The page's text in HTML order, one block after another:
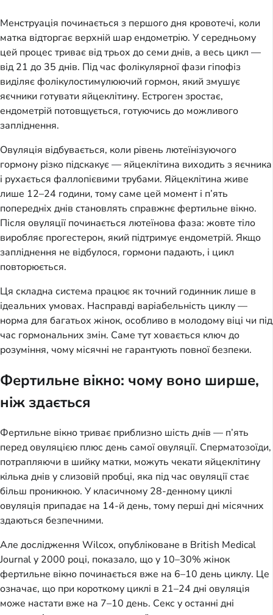
Менструація починається з першого дня кровотечі, коли
матка відторгає верхній шар ендометрію. У середньому
цей процес триває від трьох до семи днів, а весь цикл —
від 21 до 35 днів. Під час фолікулярної фази гіпофіз
виділяє фолікулостимулюючий гормон, який змушує
яєчники готувати яйцеклітину. Естроген зростає,
ендометрій потовщується, готуючись до можливого
запліднення.
Овуляція відбувається, коли рівень лютеїнізуючого
гормону різко підскакує — яйцеклітина виходить з яєчника
і рухається фаллопієвими трубами. Яйцеклітина живе
лише 12–24 години, тому саме цей момент і п’ять
попередніх днів становлять справжнє фертильне вікно.
Після овуляції починається лютеїнова фаза: жовте тіло
виробляє прогестерон, який підтримує ендометрій. Якщо
запліднення не відбулося, гормони падають, і цикл
повторюється.
Ця складна система працює як точний годинник лише в
ідеальних умовах. Насправді варіабельність циклу —
норма для багатьох жінок, особливо в молодому віці чи під
час гормональних змін. Саме тут ховається ключ до
розуміння, чому місячні не гарантують повної безпеки.
Фертильне вікно: чому воно ширше,
ніж здається
Фертильне вікно триває приблизно шість днів — п’ять
перед овуляцією плюс день самої овуляції. Сперматозоїди,
потрапляючи в шийку матки, можуть чекати яйцеклітину
кілька днів у слизовій пробці, яка під час овуляції стає
більш проникною. У класичному 28-денному циклі
овуляція припадає на 14-й день, тому перші дні місячних
здаються безпечними.
Але дослідження Wilcox, опубліковане в British Medical
Journal у 2000 році, показало, що у 10–30% жінок
фертильне вікно починається вже на 6–10 день циклу. Це
означає, що при короткому циклі в 21–24 дні овуляція
може настати вже на 7–10 день. Секс у останні дні